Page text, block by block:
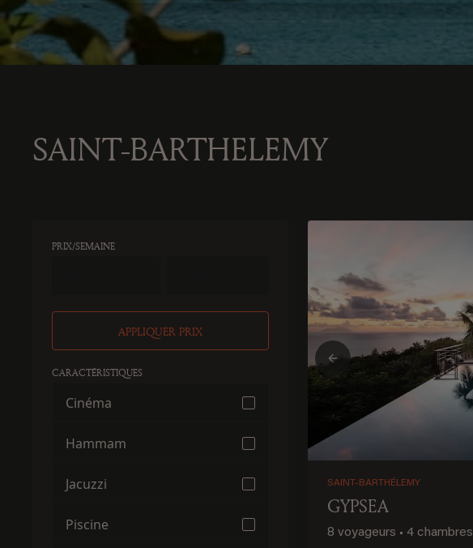
SAINT-BARTHELEMY
PRIX/SEMAINE
APPLIQUER PRIX
CARACTÉRISTIQUES
Cinéma
Hammam
Jacuzzi
Piscine
Previous
SAINT-BARTHÉLEMY
GYPSEA
8 voyageurs • 4 chambres